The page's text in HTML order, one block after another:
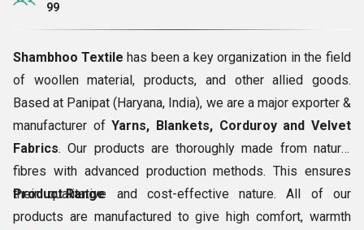
99
Shambhoo Textile has been a key organization in the field
of woollen material, products, and other allied goods.
Based at Panipat (Haryana, India), we are a major exporter &
manufacturer of Yarns, Blankets, Corduroy and Velvet
Fabrics. Our products are thoroughly made from natural
fibres with advanced production methods. This ensures
their qualitative and cost-effective nature. All of our
products are manufactured to give high comfort, warmth
Product Range